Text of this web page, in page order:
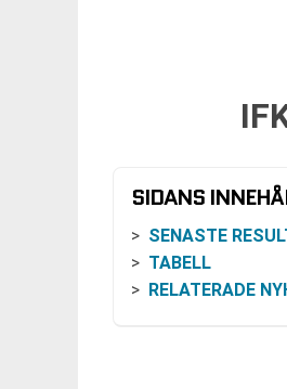
SIDANS
SENASTE
TABELL
RELATERADE